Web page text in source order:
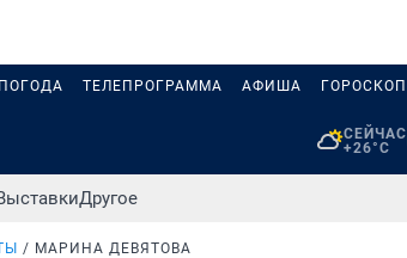
ПОГОДА ТЕЛЕПРОГРАММА АФИША ГОРОСКОП
СЕЙЧАС
+26°C
Другое
МАРИНА ДЕВЯТОВА